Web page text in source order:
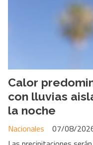
Calor
con lluvias
la noche
Nacionales
07/08/